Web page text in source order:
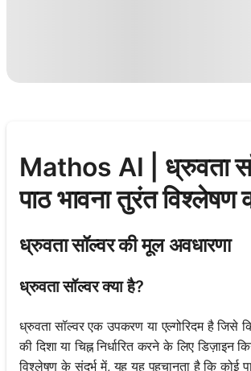
Mathos AI | ध्रुवता
पाठ भावना तुरंत विश्लेषण
ध्रुवता सॉल्वर की मूल अवधारणा
ध्रुवता सॉल्वर क्या है?
ध्रुवता सॉल्वर एक उपकरण या एल्गोरिदम है जिसे
की दिशा या चिह्न निर्धारित करने के लिए डिज़ाइन
विश्लेषण के संदर्भ में, यह यह पहचानता है कि कोई